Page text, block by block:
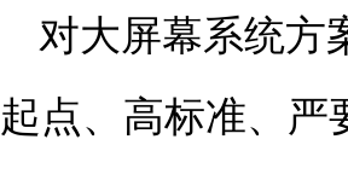
对大屏幕系统方
起点、高标准、严